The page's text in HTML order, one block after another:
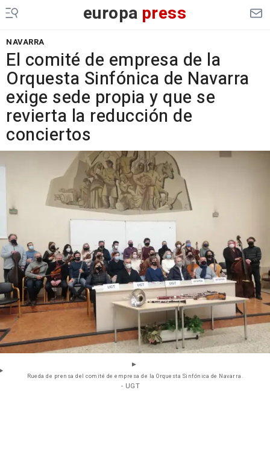
europa press
NAVARRA
El comité de empresa de la
Orquesta Sinfónica de Navarra
exige sede propia y que se
revierta la reducción de
conciertos
Rueda de prensa del comité de empresa de la Orquesta Sinfónica de Navarra.
- UGT